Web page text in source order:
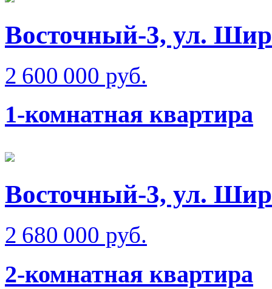
Восточный-3, ул.
2 600 000 руб.
1-комнатная квартира
Восточный-3, ул.
2 680 000 руб.
2-комнатная квартира